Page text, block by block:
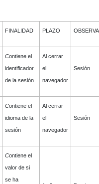
FINALIDAD PLAZO
Contiene el
identificador
de la sesión
Al cerrar
el
navegador
Sesión
Contiene el
idioma de la
sesión
Al cerrar
el
navegador
Sesión
Contiene el
valor de si
se ha